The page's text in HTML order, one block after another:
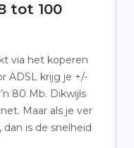
tot 100
via het koperen
ADSL krijg je +/-
80 Mb. Dikwijls
Maar als je ver
is de snelheid